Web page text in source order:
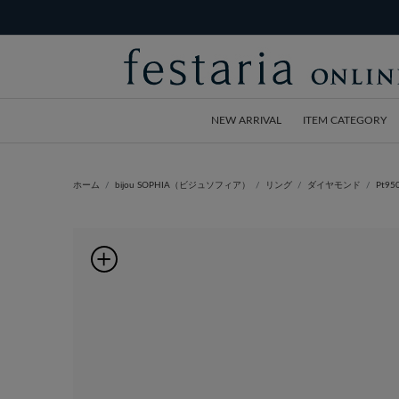
NEW ARRIVAL ITEM CATEGORY
ホーム bijou SOPHIA（ビジュソフィア） リング ダイヤモンド